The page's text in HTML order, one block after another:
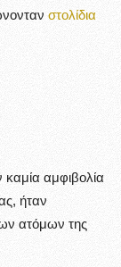
στολίδια
αμφιβολία
ήταν
ατόμων της